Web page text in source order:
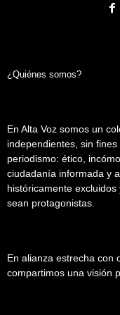
¿Quiénes somos?
En Alta Voz somos un
independientes, sin
periodismo: ético,
ciudadanía informada y
históricamente
sean protagonistas.
En alianza estrecha con
compartimos una visión